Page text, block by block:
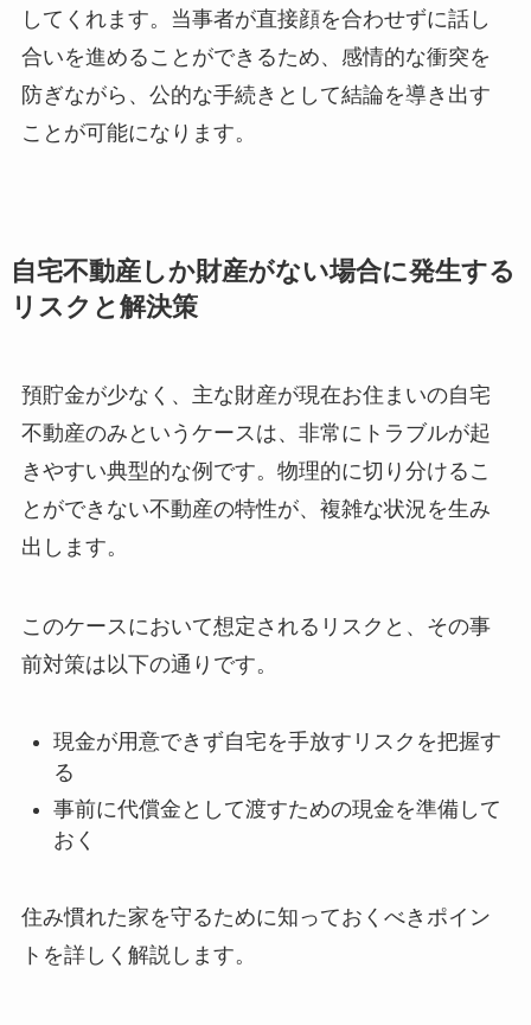
してくれます。当事者が直接顔を合わせずに話し
合いを進めることができるため、感情的な衝突を
防ぎながら、公的な手続きとして結論を導き出す
ことが可能になります。
自宅不動産しか財産がない場合に発生する
リスクと解決策
預貯金が少なく、主な財産が現在お住まいの自宅
不動産のみというケースは、非常にトラブルが起
きやすい典型的な例です。物理的に切り分けるこ
とができない不動産の特性が、複雑な状況を生み
出します。
このケースにおいて想定されるリスクと、その事
前対策は以下の通りです。
現金が用意できず自宅を手放すリスクを把握す
る
事前に代償金として渡すための現金を準備して
おく
住み慣れた家を守るために知っておくべきポイン
トを詳しく解説します。